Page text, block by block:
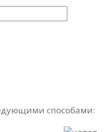
способами: